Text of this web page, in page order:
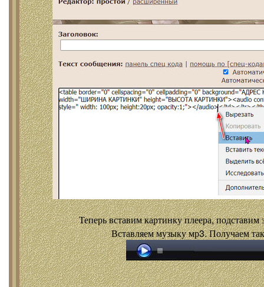
Теперь вставим картинку плеера, подставим
Вставляем музыку мр3. Получаем